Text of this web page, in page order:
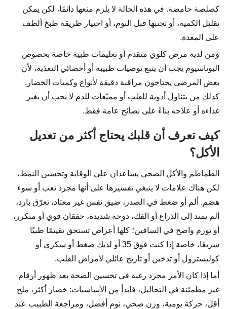
كصلصة حامضة. في هذه الحالة لا يلزم منعها دائمًا، لكن يمكن
تقليل الكمية، أو تجنبها قبل النوم، أو اختيار طريقة طبخ ألطف
على المعدة.
ومن لديه مرض كلوي متقدم أو تعليمات طبية خاصة بخصوص
البوتاسيوم يجب أن يتبع توصيات طبيبه أو أخصائي التغذية، لأن
بعض المرضى يحتاجون مراقبة دقيقة لأنواع وكميات الخضار.
كذلك من يتناول أدوية للقلب أو مميّعات للدم لا يجب أن يغير
غذاءه أو علاجه بناءً على نصائح عامة فقط.
كيف تعرف أن قلبك يحتاج أكثر من تعديل
الأكل؟
الطماطم والأكل الصحي يساعدان على الوقاية وتحسين النمط،
لكن هناك علامات لا ينبغي تفسيرها على أنها مجرد تعب أو سوء
هضم. ألم أو ضغط في الصدر، ضيق نفس غير معتاد، تعرّق بارد،
ألم يمتد إلى الذراع أو الفك، دوخة شديدة، خفقان قوي أو متكرر،
أو تورم واضح في الساقين؛ كلها أعراض تستحق تقييمًا طبيًا
سريعًا، خاصة إذا كنت فوق 35 أو لديك ضغط أو سكري أو
كوليسترول أو تدخين أو تاريخ عائلي لأمراض القلب.
أما إذا كان الأمر مجرد رغبة في تحسين الصحة بعد ظهور أرقام
غير مطمئنة في التحاليل، فابدأ من الأساسيات: خضار أكثر، ملح
أقل، حركة يومية، وزن صحي، نوم أفضل، ومراجعة الطبيب عند